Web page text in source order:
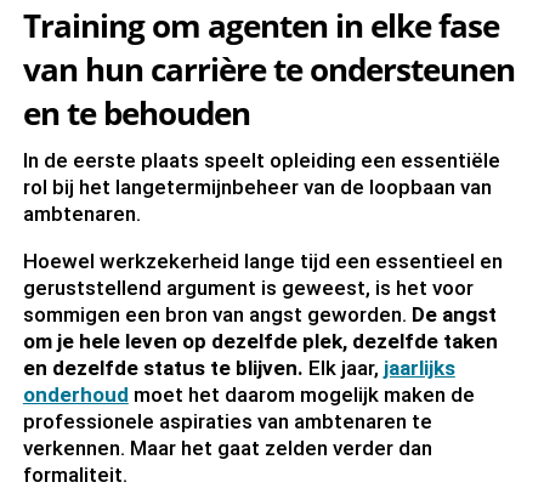
Training om agenten in elke fase
van hun carrière te ondersteunen
en te behouden
In de eerste plaats speelt opleiding een essentiële
rol bij het langetermijnbeheer van de loopbaan van
ambtenaren.
Hoewel werkzekerheid lange tijd een essentieel en
geruststellend argument is geweest, is het voor
sommigen een bron van angst geworden. De angst
om je hele leven op dezelfde plek, dezelfde taken
en dezelfde status te blijven. Elk jaar, jaarlijks
onderhoud moet het daarom mogelijk maken de
professionele aspiraties van ambtenaren te
verkennen. Maar het gaat zelden verder dan
formaliteit.